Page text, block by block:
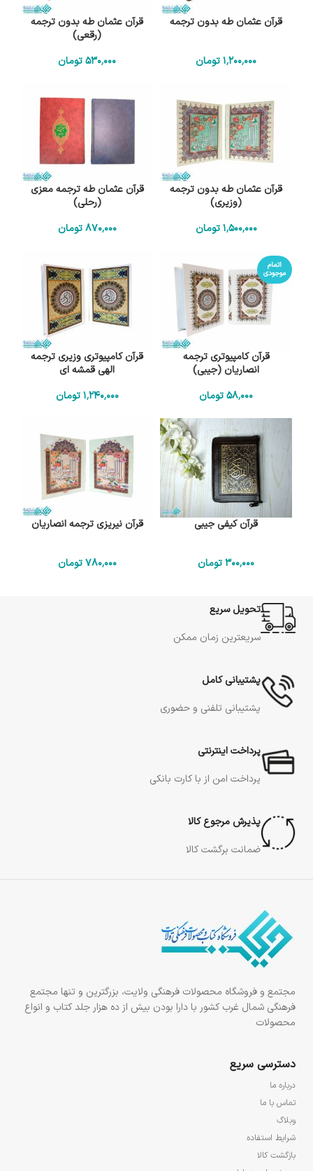
قرآن عثمان طه بدون ترجمه
1٬200٬000تومان
قرآن عثمان طه بدون ترجمه
(رقعی)
530٬000تومان
قرآن عثمان طه بدون ترجمه
(وزیری)
1٬500٬000 تومان
قرآن عثمان طه ترجمه معزی
(رحلی)
870٬000 تومان
اتمام
موجودی
قرآن کامپیوتری ترجمه
انصاریان (جیبی)
58٬000تومان
قرآن کامپیوتری وزیری ترجمه
الهی قمشه ای
1٬240٬000 تومان
قرآن کیفی جیبی
300٬000تومان
قرآن نیریزی ترجمه انصاریان
780٬000 تومان
تحویل سریع
سریعترین زمان ممکن
پشتیبانی کامل
پشتیبانی تلفنی و حضوری
پرداخت اینترنتی
پرداخت امن از با کارت بانکی
پذیرش مرجوع کالا
ضمانت برگشت کالا
مجتمع و فروشگاه محصولات فرهنگی ولایت، بزرگترین و تنها مجتمع
فرهنگی شمال غرب کشور با دارا بودن بیش از ده هزار جلد کتاب و انواع
محصولات
دسترسی سریع
درباره ما
تماس با ما
وبلاگ
شرایط استفاده
بازگشت کالا